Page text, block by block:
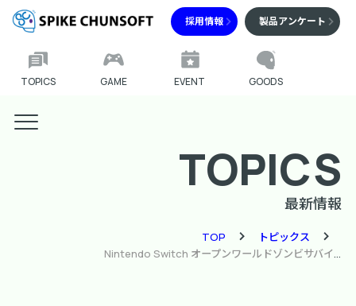
採用情報 製品アンケート
TOPICS GAME EVENT GOODS
TOPICS
最新情報
TOP
トピックス
Nintendo Switch オープンワールドゾンビサバイバルアクション 『ダイイングライト プラチナエディション』 Nintendo Switch版のゲーム画面を一挙公開！ 本作のストーリーや特徴と共に紹介！